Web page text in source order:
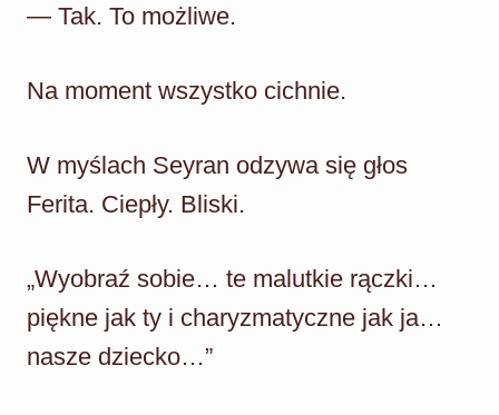
— Tak. To możliwe.
Na moment wszystko cichnie.
W myślach Seyran odzywa się głos
Ferita. Ciepły. Bliski.
„Wyobraź sobie… te malutkie rączki…
piękne jak ty i charyzmatyczne jak ja…
nasze dziecko…”